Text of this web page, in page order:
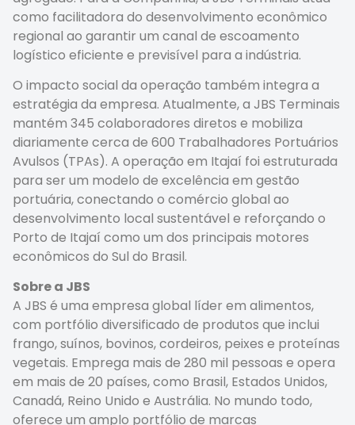
como facilitadora do desenvolvimento econômico
regional ao garantir um canal de escoamento
logístico eficiente e previsível para a indústria.
O impacto social da operação também integra a
estratégia da empresa. Atualmente, a JBS Terminais
mantém 345 colaboradores diretos e mobiliza
diariamente cerca de 600 Trabalhadores Portuários
Avulsos (TPAs). A operação em Itajaí foi estruturada
para ser um modelo de excelência em gestão
portuária, conectando o comércio global ao
desenvolvimento local sustentável e reforçando o
Porto de Itajaí como um dos principais motores
econômicos do Sul do Brasil.
Sobre a JBS
A JBS é uma empresa global líder em alimentos,
com portfólio diversificado de produtos que inclui
frango, suínos, bovinos, cordeiros, peixes e proteínas
vegetais. Emprega mais de 280 mil pessoas e opera
em mais de 20 países, como Brasil, Estados Unidos,
Canadá, Reino Unido e Austrália. No mundo todo,
oferece um amplo portfólio de marcas